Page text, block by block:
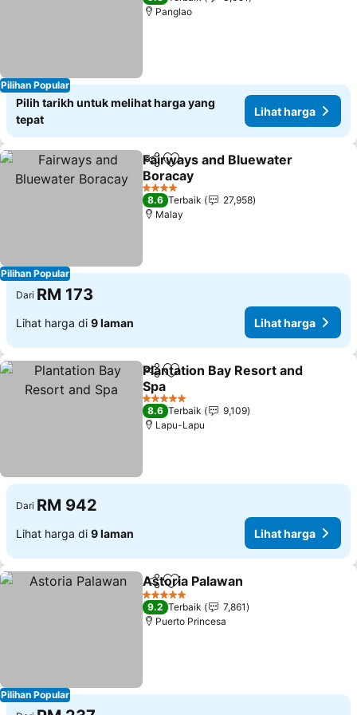
Pilihan Popular
Panglao
Pilih tarikh untuk melihat harga yang
tepat
Lihat harga
Pilihan Popular
KongsiTambah ke favorit
Fairways and Bluewater
Boracay
Lihat harga
4 Bintang
8.6 Terbaik
27,958
Malay
Dari RM 173
Lihat harga di 9 laman Lihat harga
KongsiTambah ke favorit
Plantation Bay Resort and
Spa
Lihat harga
5 Bintang
8.6 Terbaik
9,109
Lapu-Lapu
Dari RM 942
Lihat harga di 9 laman Lihat harga
Pilihan Popular
KongsiTambah ke favorit
Astoria Palawan
5 Bintang
9.2 Terbaik
7,861
Puerto Princesa